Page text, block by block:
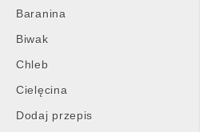
Main
menu
Skip
content
Baranina
Biwak
Chleb
Cielęcina
Dodaj przepis